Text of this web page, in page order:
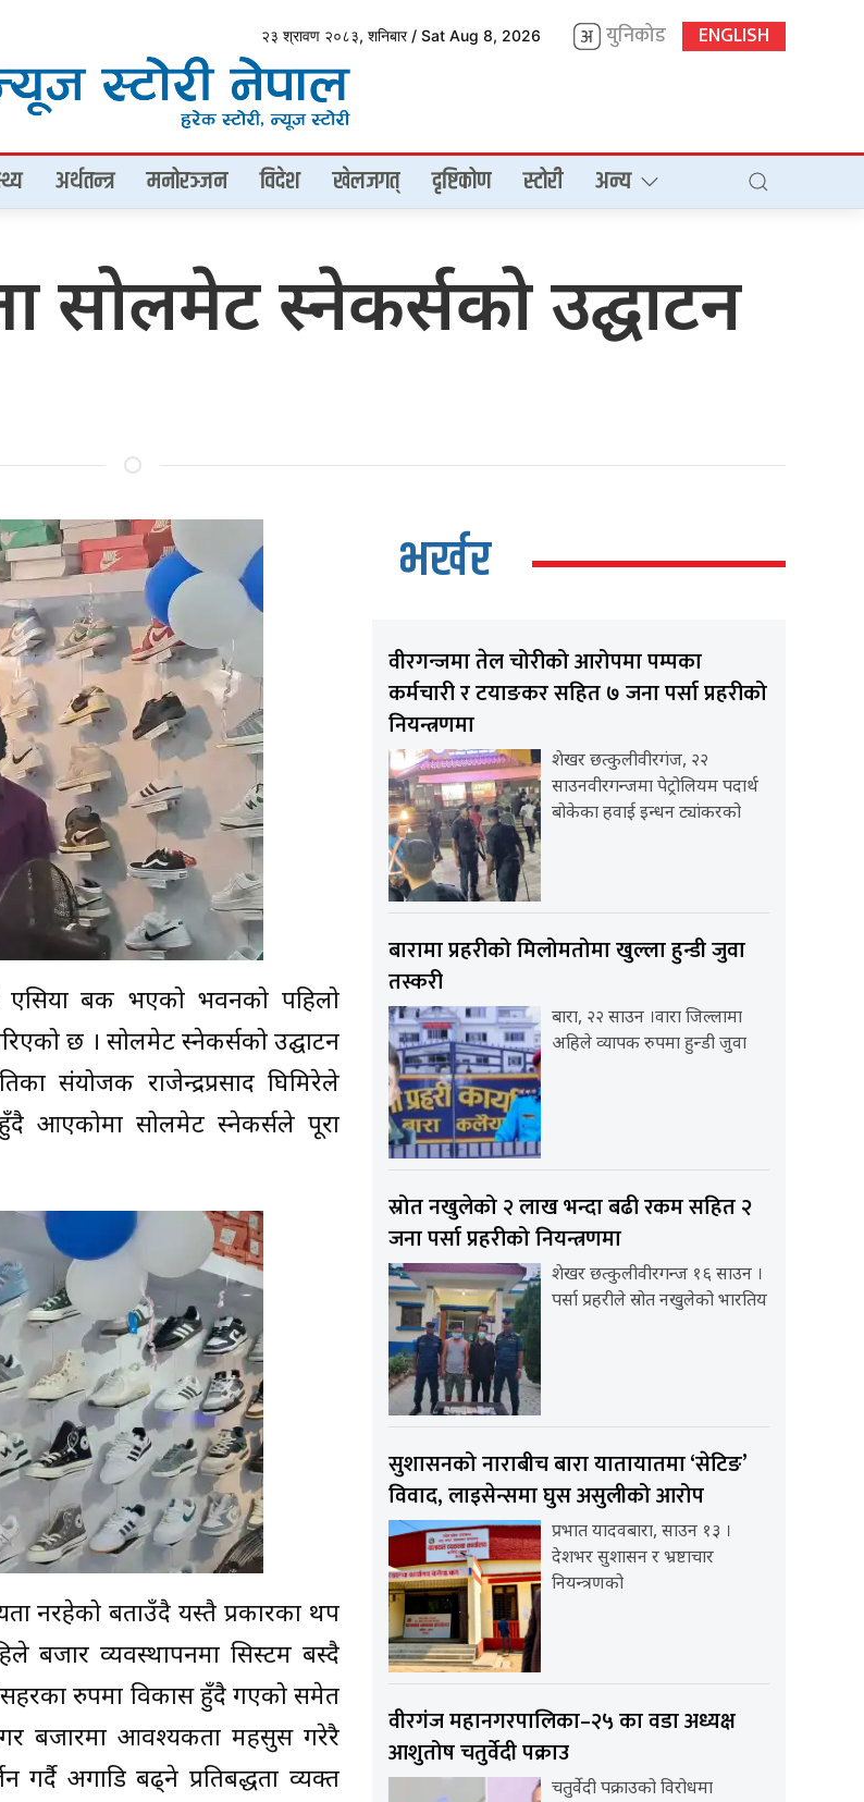
२३ श्रावण २०८३, शनिबार / Sat Aug 8, 2026 युनिकोड ENGLISH
अर्थतन्त्र मनोरञ्जन विदेश खेलजगत् दृष्टिकोण स्टोरी अन्य
सोलमेट स्नेकर्सको उद्घाटन
बैंक भएको भवनको पहिलो
छ । सोलमेट स्नेकर्सको उद्घाटन
संयोजक राजेन्द्रप्रसाद घिमिरेले
आएकोमा सोलमेट स्नेकर्सले पूरा
नरहेको बताउँदै यस्तै प्रकारका थप
बजार व्यवस्थापनमा सिस्टम बस्दै
रुपमा विकास हुँदै गएको समेत
बजारमा आवश्यकता महसुस गरेरै
अगाडि बढ्ने प्रतिबद्धता व्यक्त
भर्खर
वीरगन्जमा तेल चोरीको आरोपमा पम्पका
कर्मचारी र टयाङकर सहित ७ जना पर्सा प्रहरीको
नियन्त्रणमा
शेखर छत्कुलीवीरगंज, २२
साउनवीरगन्जमा पेट्रोलियम पदार्थ
बोकेका हवाई इन्धन ट्यांकरको
बारामा प्रहरीको मिलोमतोमा खुल्ला हुन्डी जुवा
तस्करी
बारा, २२ साउन ।वारा जिल्लामा
अहिले व्यापक रुपमा हुन्डी जुवा
स्रोत नखुलेको २ लाख भन्दा बढी रकम सहित २
जना पर्सा प्रहरीको नियन्त्रणमा
शेखर छत्कुलीवीरगन्ज १६ साउन ।
पर्सा प्रहरीले स्रोत नखुलेको भारतिय
सुशासनको नाराबीच बारा यातायातमा ‘सेटिङ’
विवाद, लाइसेन्समा घुस असुलीको आरोप
प्रभात यादवबारा, साउन १३ ।
देशभर सुशासन र भ्रष्टाचार
नियन्त्रणको
वीरगंज महानगरपालिका–२५ का वडा अध्यक्ष
आशुतोष चतुर्वेदी पक्राउ
चतुर्वेदी पक्राउको विरोधमा